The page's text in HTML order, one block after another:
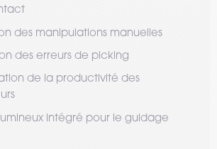
des manipulations manuelles
des erreurs de picking
de la productivité des
intégré pour le guidage